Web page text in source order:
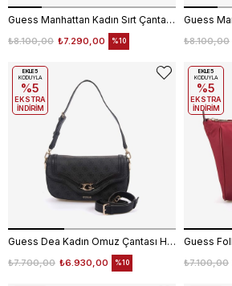
Guess Manhattan Kadın Sırt Çantası HWSG7118310
₺7.290,00
₺8.100,00 %10 ₺8.100,00
Guess Dea Kadın Omuz Çantası HWSG7993200
₺6.930,00
₺7.700,00 %10
EKLE5
KODUYLA
%5
EKSTRA
İNDİRİM
₺7.100,00
EKLE5
KODUYLA
%5
EKSTRA
İNDİRİM